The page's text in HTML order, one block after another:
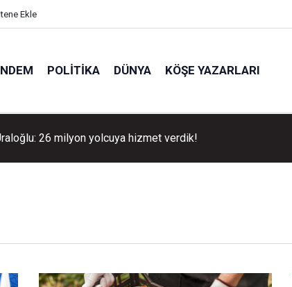
Ekle
POLITIKA DÜNYA KÖŞE YAZARLARI
çocuklara dopdolu yaz atölyeleri!